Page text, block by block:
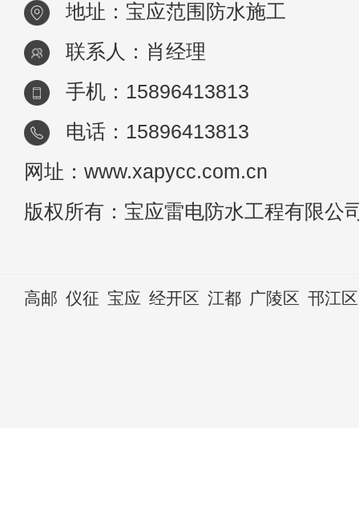
地址：宝应范围防水施工
联系人：肖经理
手机：15896413813
电话：15896413813
网址：www.xapycc.com.cn
版权所有：宝应雷电防水工程有限公
高邮 仪征 宝应 经开区 江都 广陵区 邗江区